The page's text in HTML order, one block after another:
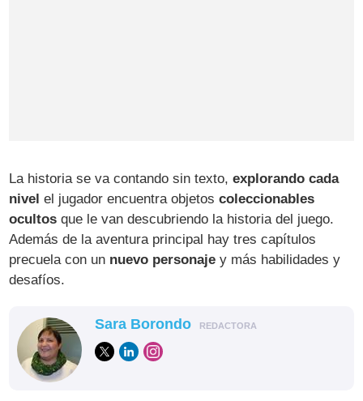
La historia se va contando sin texto,explorando cada
nivel el jugador encuentra objetos coleccionables
ocultos que le van descubriendo la historia del juego.
Además de la aventura principal hay tres capítulos
precuela con un nuevo personaje y más habilidades y
desafíos.
Sara Borondo REDACTORA